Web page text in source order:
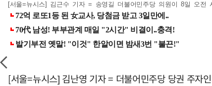
[서울=뉴시스] 김근수 기자 = 송영길 더불어민주당 의원이 8일 오
[서울=뉴시스] 김난영 기자 = 더불어민주당 당권 주자